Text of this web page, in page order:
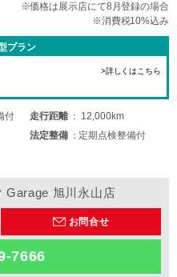
※価格は展示店にて8月登録の場合
※消費税10%込み
プラン
>詳しくはこちら
付 走行距離
12,000km
法定整備
定期点検整備付
Garage 旭川永山店
お問合せ
7666